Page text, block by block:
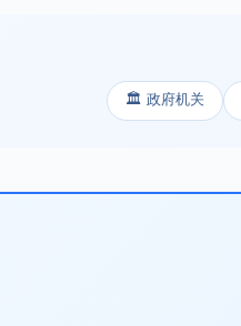
🏛️ 政府机关